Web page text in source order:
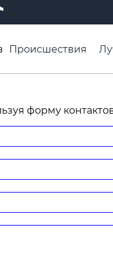
Происшествия
форму